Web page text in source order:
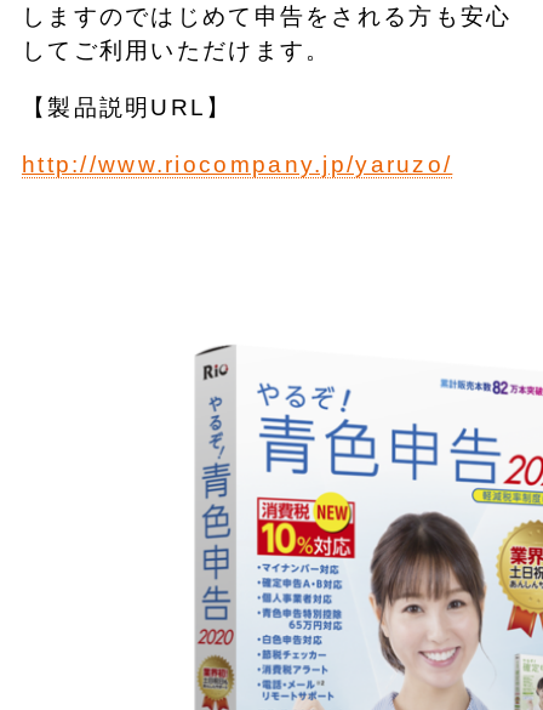
しますのではじめて申告をされる方も安心
してご利用いただけます。
【製品説明URL】
http://www.riocompany.jp/yaruzo/